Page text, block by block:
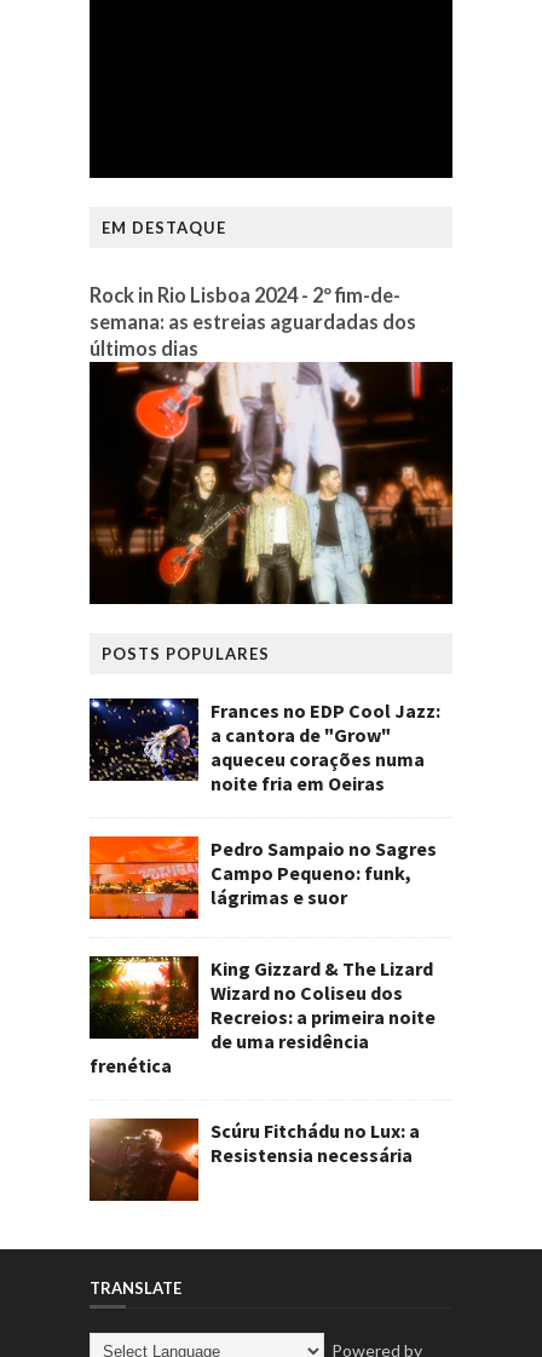
EM DESTAQUE
Rock in Rio Lisboa 2024 - 2º fim-de-
semana: as estreias aguardadas dos
últimos dias
POSTS POPULARES
Frances no EDP Cool Jazz:
a cantora de "Grow"
aqueceu corações numa
noite fria em Oeiras
Pedro Sampaio no Sagres
Campo Pequeno: funk,
lágrimas e suor
King Gizzard & The Lizard
Wizard no Coliseu dos
Recreios: a primeira noite
de uma residência
frenética
Scúru Fitchádu no Lux: a
Resistensia necessária
TRANSLATE
Powered by